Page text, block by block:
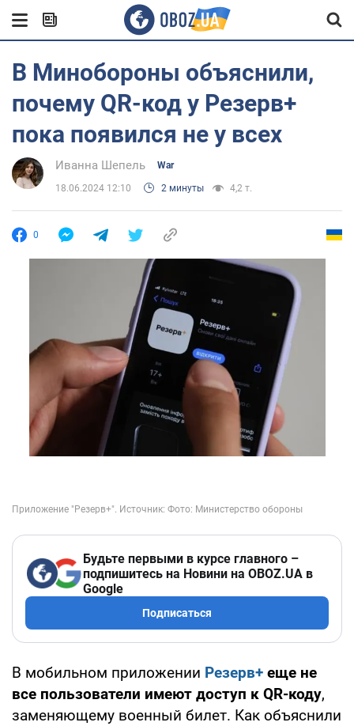
В Минобороны объяснили,
почему QR-код у Резерв+
пока появился не у всех
Иванна Шепель War
18.06.2024 12:10 2 минуты 4,2 т.
0
Будьте первыми в курсе главного –
подпишитесь на Новини на OBOZ.UA в
Google
Подписаться
В мобильном приложении Резерв+ еще не
все пользователи имеют доступ к QR-коду,
заменяющему военный билет. Как объяснили